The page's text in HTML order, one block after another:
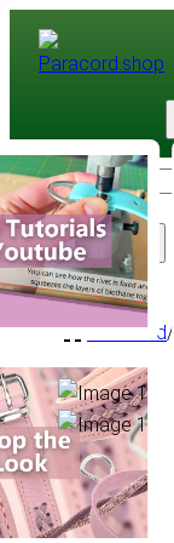
Sortiment
Paracord/